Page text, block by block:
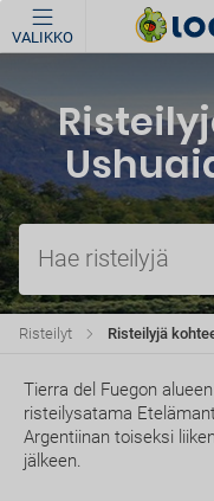
VALIKKO
Hae risteilyjä
Risteilyjä
Risteilyt
Tierra del Fuegon
risteilysatama
Argentiinan toiseksi
jälkeen.